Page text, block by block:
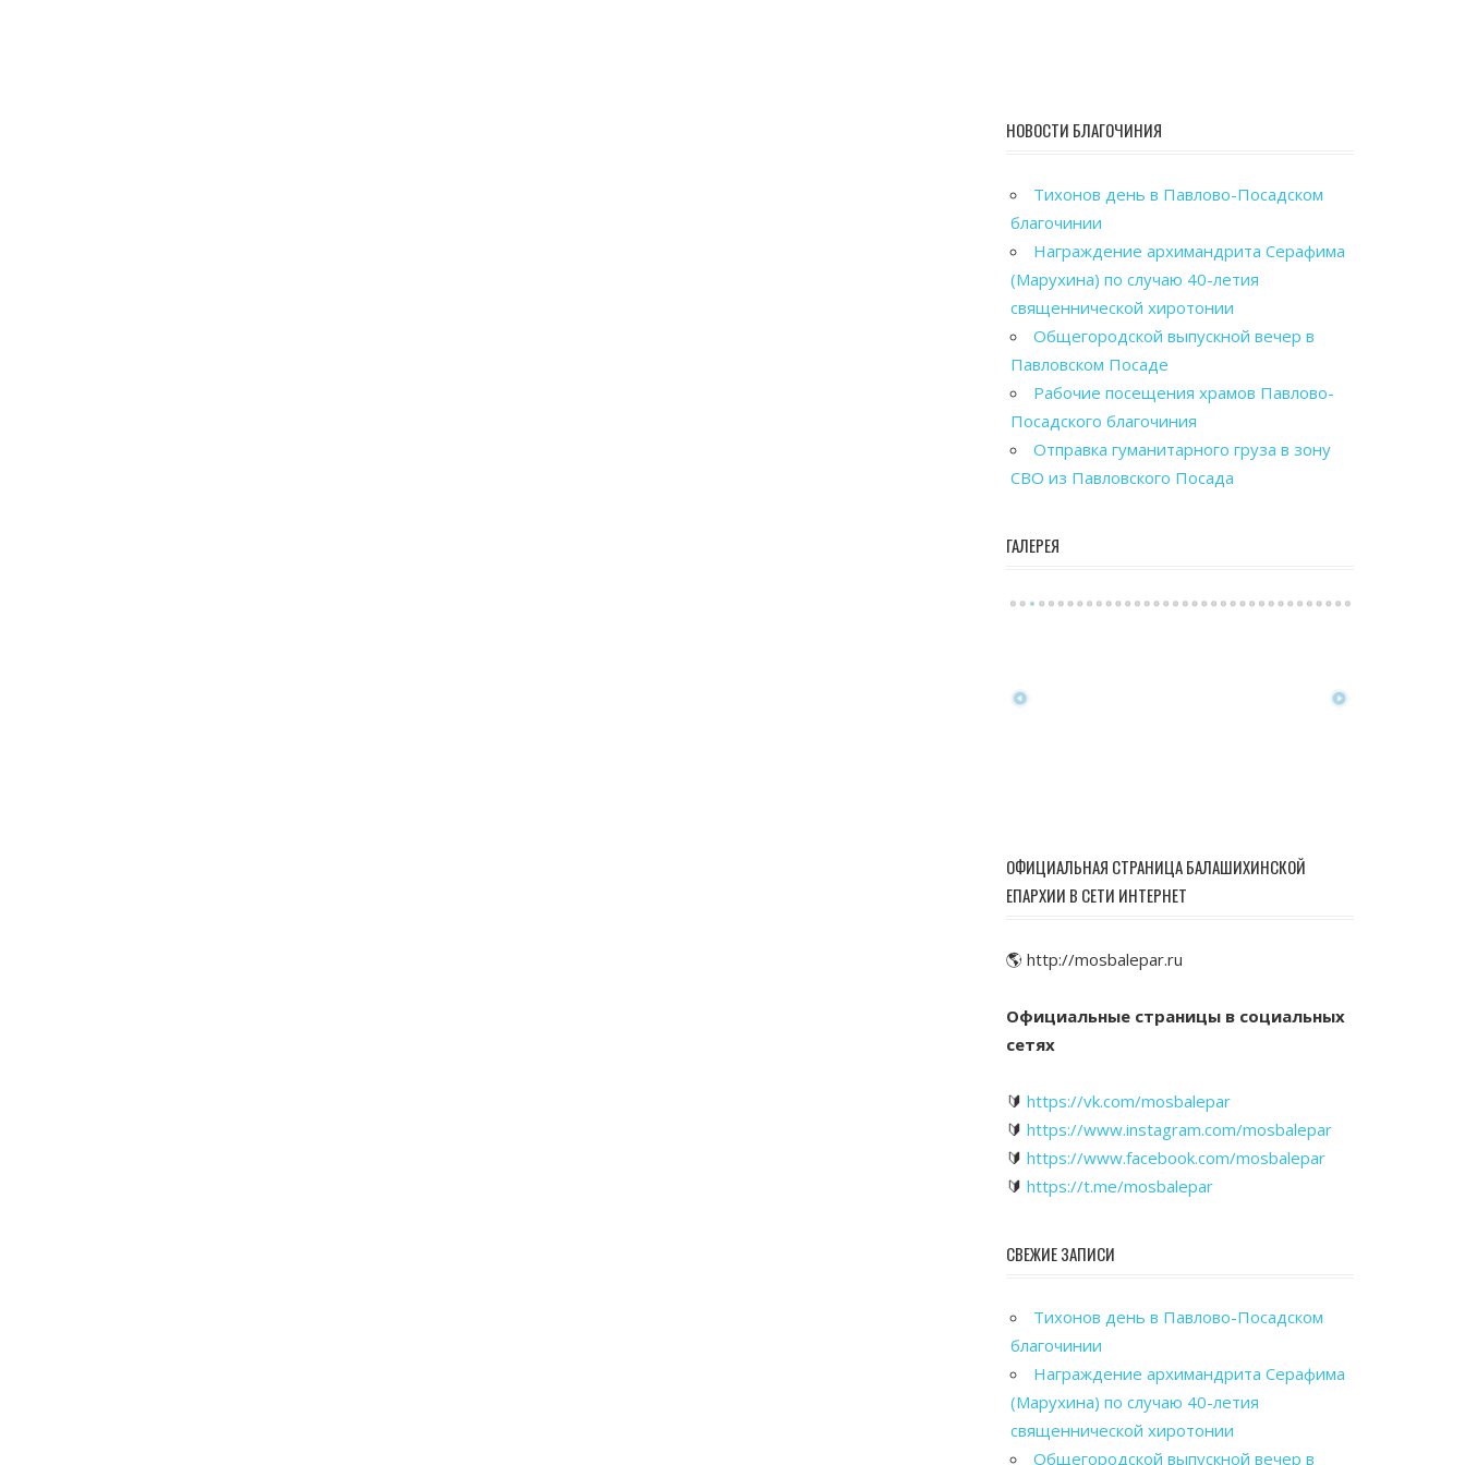
НОВОСТИ БЛАГОЧИНИЯ
Тихонов день в Павлово-Посадском
благочинии
Награждение архимандрита Серафима
(Марухина) по случаю 40-летия
священнической хиротонии
Общегородской выпускной вечер в
Павловском Посаде
Рабочие посещения храмов Павлово-
Посадского благочиния
Отправка гуманитарного груза в зону
СВО из Павловского Посада
ГАЛЕРЕЯ
ОФИЦИАЛЬНАЯ СТРАНИЦА БАЛАШИХИНСКОЙ
ЕПАРХИИ В СЕТИ ИНТЕРНЕТ
🌎 http://mosbalepar.ru
Официальные страницы в социальных
сетях
🔰 https://vk.com/mosbalepar
🔰 https://www.instagram.com/mosbalepar
🔰 https://www.facebook.com/mosbalepar
🔰 https://t.me/mosbalepar
СВЕЖИЕ ЗАПИСИ
Тихонов день в Павлово-Посадском
благочинии
Награждение архимандрита Серафима
(Марухина) по случаю 40-летия
священнической хиротонии
Общегородской выпускной вечер в